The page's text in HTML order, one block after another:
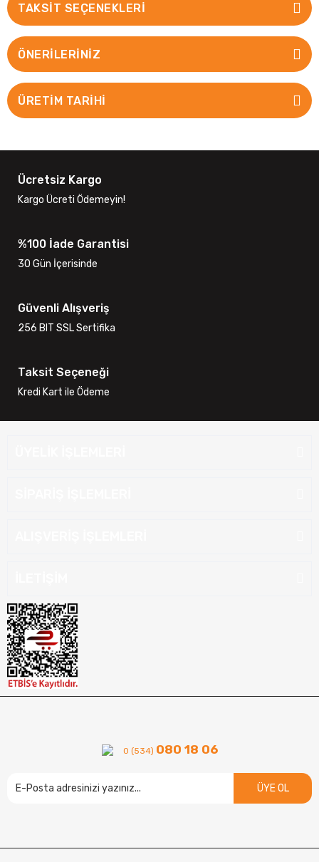
TAKSIT SEÇENEKLERI
ÖNERILERINIZ
ÜRETİM TARİHİ
Ücretsiz Kargo
Kargo Ücreti Ödemeyin!
%100 İade Garantisi
30 Gün İçerisinde
Güvenli Alışveriş
256 BIT SSL Sertifika
Taksit Seçeneği
Kredi Kart ile Ödeme
0 (534) 080 18 06
ÜYE OL